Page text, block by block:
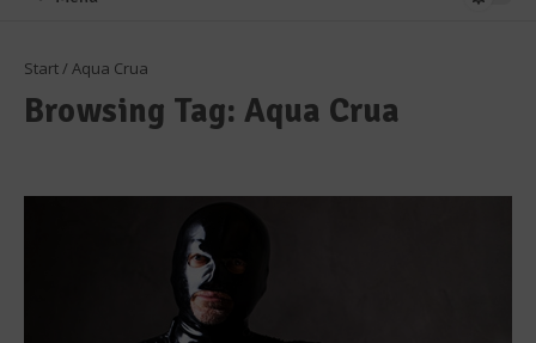
Start/ Aqua Crua
Browsing Tag: Aqua Crua